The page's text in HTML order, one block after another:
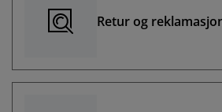
Retur og